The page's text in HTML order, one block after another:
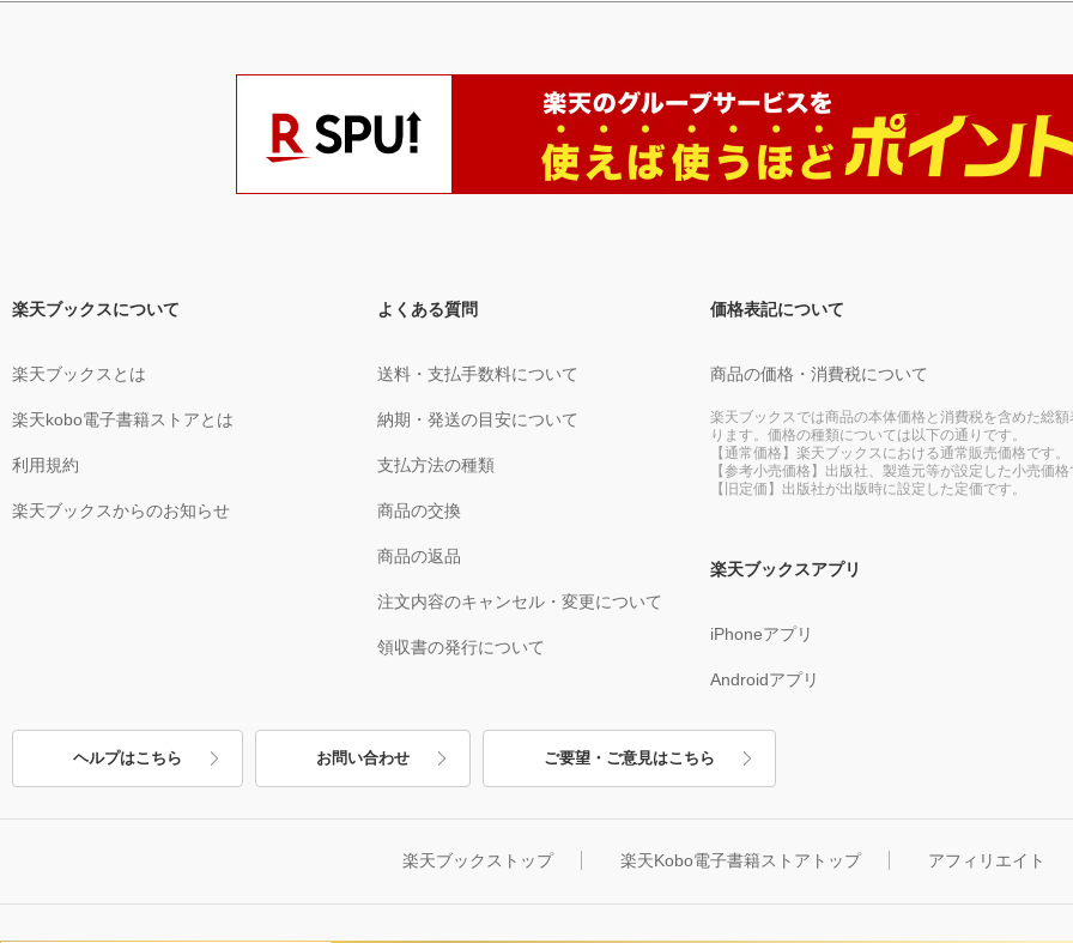
楽天ブックスについて
楽天ブックスとは
楽天kobo電子書籍ストアとは
利用規約
楽天ブックスからのお知らせ
よくある質問
送料・支払手数料について
納期・発送の目安について
支払方法の種類
商品の交換
商品の返品
注文内容のキャンセル・変更について
領収書の発行について
価格表記について
商品の価格・消費税について
楽天ブックスでは商品の本体価格と消費税を含めた総額
ります。価格の種類については以下の通りです。
【通常価格】楽天ブックスにおける通常販売価格です。
【参考小売価格】出版社、製造元等が設定した小売価格
【旧定価】出版社が出版時に設定した定価です。
楽天ブックスアプリ
iPhoneアプリ
Androidアプリ
ヘルプはこちら お問い合わせ ご要望・ご意見はこちら
楽天ブックストップ 楽天Kobo電子書籍ストアトップ アフィリエイト